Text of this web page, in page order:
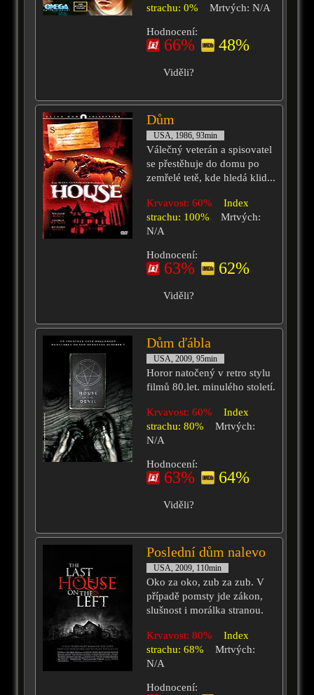
strachu: 0%
Mrtvých: N/A
Hodnocení:
66% 48%
Viděli?
Dům
USA, 1986, 93min
Válečný veterán a spisovatel
se přestěhuje do domu po
zemřelé tetě, kde hledá klid...
Krvavost: 60%
Index
strachu: 100%
Mrtvých:
N/A
Hodnocení:
63% 62%
Viděli?
Dům ďábla
USA, 2009, 95min
Horor natočený v retro stylu
filmů 80.let. minulého století.
Krvavost: 60%
Index
strachu: 80%
Mrtvých:
N/A
Hodnocení:
63% 64%
Viděli?
Poslední dům nalevo
USA, 2009, 110min
Oko za oko, zub za zub. V
případě pomsty jde zákon,
slušnost i morálka stranou.
Krvavost: 80%
Index
strachu: 68%
Mrtvých:
N/A
Hodnocení: